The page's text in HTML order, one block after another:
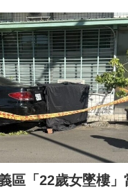
區「22歲女墜樓」